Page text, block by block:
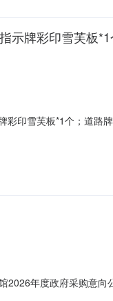
示牌彩印雪芙板
彩印雪芙板*1个；道路
2026年度政府采购意向